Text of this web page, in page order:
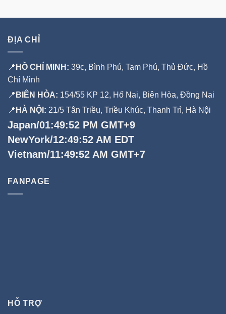
ĐỊA CHỈ
📍 HỒ CHÍ MINH: 39c, Bình Phú, Tam Phú, Thủ Đức, Hồ
Chí Minh
📍 BIÊN HÒA: 154/55 KP 12, Hố Nai, Biên Hòa, Đồng Nai
📍 HÀ NỘI: 21/5 Tân Triều, Triều Khúc, Thanh Trì, Hà Nội
Japan/01:49:53 PM GMT+9
NewYork/12:49:53 AM EDT
Vietnam/11:49:53 AM GMT+7
FANPAGE
HỖ TRỢ